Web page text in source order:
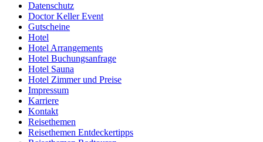
Datenschutz
Doctor Keller Event
Gutscheine
Hotel
Hotel Arrangements
Hotel Buchungsanfrage
Hotel Sauna
Hotel Zimmer und Preise
Impressum
Karriere
Kontakt
Reisethemen
Reisethemen Entdeckertipps